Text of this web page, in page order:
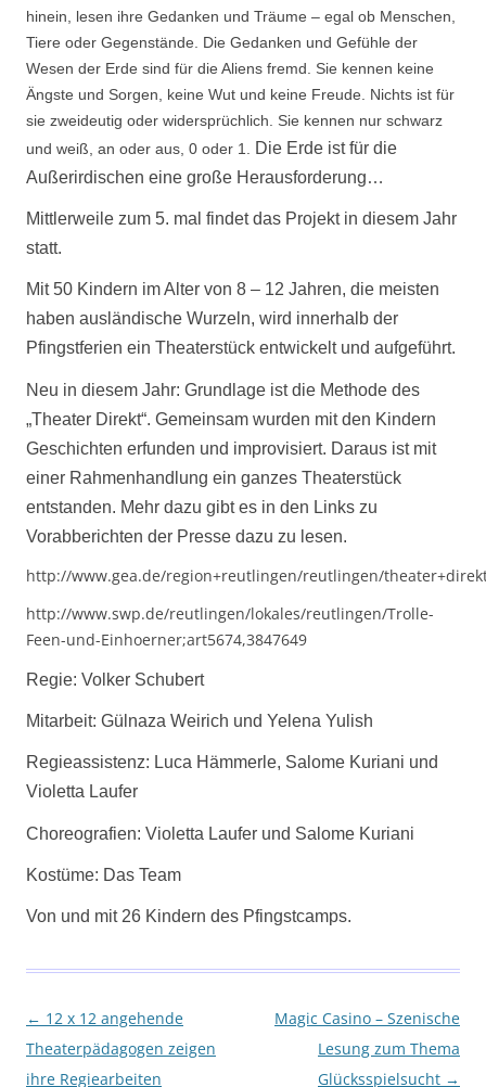
hinein, lesen ihre Gedanken und Träume – egal ob Menschen,
Tiere oder Gegenstände. Die Gedanken und Gefühle der
Wesen der Erde sind für die Aliens fremd. Sie kennen keine
Ängste und Sorgen, keine Wut und keine Freude. Nichts ist für
sie zweideutig oder widersprüchlich. Sie kennen nur schwarz
und weiß, an oder aus, 0 oder 1.
Die Erde ist für die
Außerirdischen eine große Herausforderung…
Mittlerweile zum 5. mal findet das Projekt in diesem Jahr
statt.
Mit 50 Kindern im Alter von 8 – 12 Jahren, die meisten
haben ausländische Wurzeln, wird innerhalb der
Pfingstferien ein Theaterstück entwickelt und aufgeführt.
Neu in diesem Jahr: Grundlage ist die Methode des
„Theater Direkt“. Gemeinsam wurden mit den Kindern
Geschichten erfunden und improvisiert. Daraus ist mit
einer Rahmenhandlung ein ganzes Theaterstück
entstanden. Mehr dazu gibt es in den Links zu
Vorabberichten der Presse dazu zu lesen.
http://www.gea.de/region+reutlingen/reutlingen/
http://www.swp.de/reutlingen/lokales/reutlingen/Trolle-
Feen-und-Einhoerner;art5674,3847649
Regie: Volker Schubert
Mitarbeit: Gülnaza Weirich und Yelena Yulish
Regieassistenz: Luca Hämmerle, Salome Kuriani und
Violetta Laufer
Choreografien: Violetta Laufer und Salome Kuriani
Kostüme: Das Team
Von und mit 26 Kindern des Pfingstcamps.
Beitragsnavigation
← 12 x 12 angehende
Theaterpädagogen zeigen
ihre Regiearbeiten
Magic Casino – Szenische
Lesung zum Thema
Glücksspielsucht →